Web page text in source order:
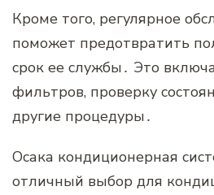
Кроме того‚ регулярное
поможет предотвратить
срок ее службы․ Это
фильтров‚ проверку
другие процедуры․
Осака кондиционерная
отличный выбор для